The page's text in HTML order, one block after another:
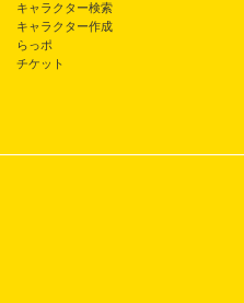
キャラクター検索
キャラクター作成
らっポ
チケット